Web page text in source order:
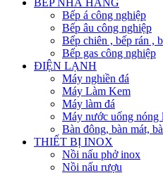
BẾP NHÀ HÀNG
Bếp á công nghiệp
Bếp âu công nghiệp
Bếp chiên , bếp rán ,
Bếp gas công nghiệp
ĐIỆN LẠNH
Máy nghiền đá
Máy Làm Kem
Máy làm đá
Máy nước uống nóng
Bàn đông, bàn mát,
THIẾT BỊ INOX
Nồi nấu phở inox
Nồi nấu rượu